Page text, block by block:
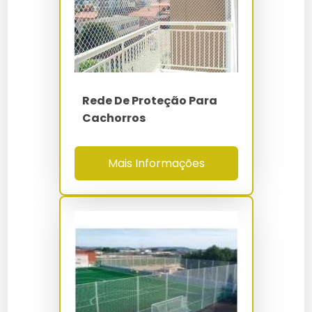
Instalação Rede De Proteção Para
Indústria
Instalar Tela De Proteção
Preço De Instalação De Tela De Proteção
Preço Instalação De Rede De Proteção
Rede De Proteção Instalar
Tela De Proteção Instalação
Rede De Proteção Campo De Futebol
Rede De Proteção Comprar
Rede De Proteção Construção Civil
Rede De Proteção Contra Pombos
Rede De Proteção De Polietileno
Rede De Proteção Em Campinas
Rede De Proteção Em Mauá
Retenção pós-abrasão
superior a 85%
(Taber CS-10)
Normas
NBR 16046-1/2/3 -
Rede De Proteção Para
Cachorros
Mais Informações